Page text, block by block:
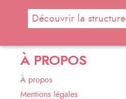
Découvrir la structure
À PROPOS
À propos
Mentions légales